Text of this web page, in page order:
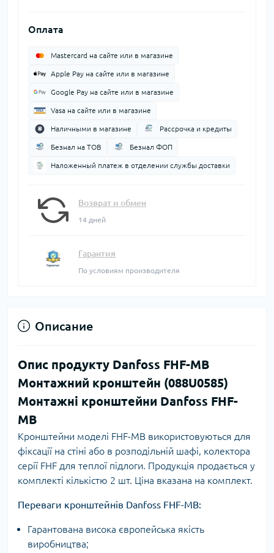
Оплата
Mastercard на сайте или в магазине
Apple Pay на сайте или в магазине
Google Pay на сайте или в магазине
Vasa на сайте или в магазине
Наличными в магазине Рассрочка и кредиты
Безнал на ТОВ Безнал ФОП
Наложенный платеж в отделении службы доставки
Возврат и обмен
14 дней
Гарантия
По условиям производителя
Описание
Опис продукту Danfoss FHF-MB
Монтажний кронштейн (088U0585)
Монтажні кронштейни Danfoss FHF-
MB
Кронштейни моделі FHF-MB використовуються для
фіксації на стіні або в розподільній шафі, колектора
серії FHF для теплої підлоги. Продукція продається у
комплекті кількістю 2 шт. Ціна вказана на комплект.
Переваги кронштейнів Danfoss FHF-MB:
Гарантована висока європейська якість
виробництва;